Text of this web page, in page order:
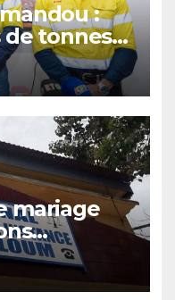
:
de tonnes
mariage